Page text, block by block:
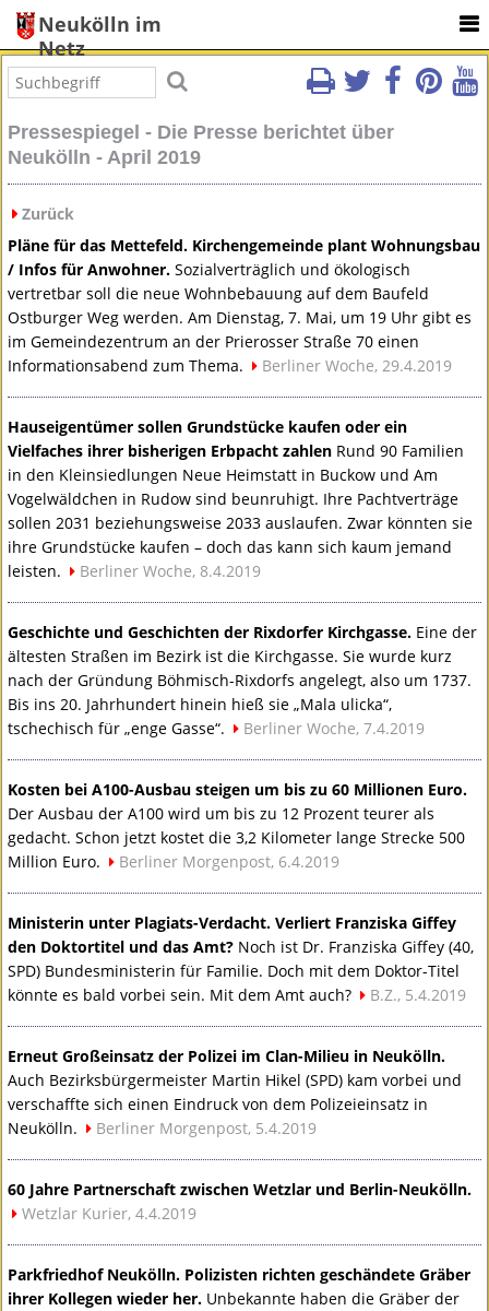
Neukölln im
Netz
Pressespiegel - Die Presse berichtet über
Neukölln - April 2019
Zurück
Pläne für das Mettefeld. Kirchengemeinde plant Wohnungsbau
/ Infos für Anwohner. Sozialverträglich und ökologisch
vertretbar soll die neue Wohnbebauung auf dem Baufeld
Ostburger Weg werden. Am Dienstag, 7. Mai, um 19 Uhr gibt es
im Gemeindezentrum an der Prierosser Straße 70 einen
Informationsabend zum Thema.
Berliner Woche, 29.4.2019
Hauseigentümer sollen Grundstücke kaufen oder ein
Vielfaches ihrer bisherigen Erbpacht zahlen Rund 90 Familien
in den Kleinsiedlungen Neue Heimstatt in Buckow und Am
Vogelwäldchen in Rudow sind beunruhigt. Ihre Pachtverträge
sollen 2031 beziehungsweise 2033 auslaufen. Zwar könnten sie
ihre Grundstücke kaufen – doch das kann sich kaum jemand
leisten.
Berliner Woche, 8.4.2019
Geschichte und Geschichten der Rixdorfer Kirchgasse. Eine der
ältesten Straßen im Bezirk ist die Kirchgasse. Sie wurde kurz
nach der Gründung Böhmisch-Rixdorfs angelegt, also um 1737.
Bis ins 20. Jahrhundert hinein hieß sie „Mala ulicka“,
tschechisch für „enge Gasse“.
Berliner Woche, 7.4.2019
Kosten bei A100-Ausbau steigen um bis zu 60 Millionen Euro.
Der Ausbau der A100 wird um bis zu 12 Prozent teurer als
gedacht. Schon jetzt kostet die 3,2 Kilometer lange Strecke 500
Million Euro.
Berliner Morgenpost, 6.4.2019
Ministerin unter Plagiats-Verdacht. Verliert Franziska Giffey
den Doktortitel und das Amt? Noch ist Dr. Franziska Giffey (40,
SPD) Bundesministerin für Familie. Doch mit dem Doktor-Titel
könnte es bald vorbei sein. Mit dem Amt auch?
B.Z., 5.4.2019
Erneut Großeinsatz der Polizei im Clan-Milieu in Neukölln.
Auch Bezirksbürgermeister Martin Hikel (SPD) kam vorbei und
verschaffte sich einen Eindruck von dem Polizeieinsatz in
Neukölln.
Berliner Morgenpost, 5.4.2019
60 Jahre Partnerschaft zwischen Wetzlar und Berlin-Neukölln.
Wetzlar Kurier, 4.4.2019
Parkfriedhof Neukölln. Polizisten richten geschändete Gräber
ihrer Kollegen wieder her. Unbekannte haben die Gräber der